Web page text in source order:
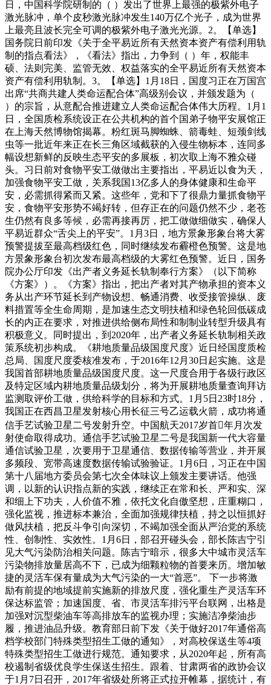
日，中国科学院研制的（ ）发出了世界上最强的极紫外电子
激光脉冲，单个皮秒激光脉冲发生140万亿个光子，成为世界
上最亮且波长完全可调的极紫外电子激光光源。2。【单选】
国务院日前印发《关于全平易近所有天然资本资产有偿利用轨
制的指点看法》，《看法》指出，力争到（ ）年，权能丰
硕、法则完美、监管无效、权益落实的全平易近所有天然资本
资产有偿利用轨制。3。【单选】1月18日，国度习正在万国宫
出席“共商共建人类命运配合体”高级别会议，并颁发题为（
）的宗旨，从意配合推进建立人类命运配合体伟大历程。1月1
日，全国质检系统设正在公共机构的首个国弟子物平安展馆正
在上海天然博物馆揭幕。粉红斑马脚蜘蛛、箭毒蛙、短颈剑线
虫等一批近年来正在长三角区域截获的入侵生物标本，连同多
幅设想新鲜的反映生态平安的多展板，初次取上海不雅众碰
头。习日前对食物平安工做做出主要指出，平易近以食为天，
加强食物平安工做，关系我国13亿多人的身体健康和生命平
安，必需抓得紧而又紧。这些年，党和下了很鼎力量抓食物平
安，食物平安形势不竭好转，但存正在的问题仍然不少，老苍
生仍然有良多等候，必需再接再厉，把工做做细做实，确保人
平易近群众“舌尖上的平安”。1月3日，地方景象形象台将大雾
预警提拔至最高档级红色，同时继续发布霾橙色预警。这是地
方景象形象台初次发布最高档级的大雾红色预警。近日，国务
院办公厅印发《出产者义务延长轨制奉行方案》（以下简称
《方案》）。《方案》指出，把出产者对其产物承担的资本义
务从出产环节延长到产物设想、畅通消费、收受接管操纵、废
料措置等全生命周期，是加速生态文明扶植和绿色轮回低碳成
长的内正在要求，对推进供给侧布局性和制制业转型升级具有
积极意义。同时提出，到2020年，出产者义务延长轨制相关政
策系统初步构成。《耕地质量品级国度尺度》近日经国度质检
总局、国度尺度委核准发布，于2016年12月30日起实施。这是
我国首部耕地质量品级国度尺度。这一尺度合用于各级行政区
及特定区域内耕地质量品级划分，将为开展耕地质量查询拜访
监测取评价工做，供给科学的目标和方式。1月5日23时18分，
我国正在西昌卫星发射核心用长征三号乙运载火箭，成功将通
信手艺试验卫星二号发射升空。中国航天2017岁首年月次发
射使命取得成功。通信手艺试验卫星二号是我国新一代大容量
通信试验卫星，次要用于卫星通信、数据传输等营业，并开展
多频段、宽带高速度数据传输试验验证。1月6日，习正在中国
第十八届地方委员会第七次全体味议上颁发主要讲话。他强
调，以新的认识指点新的实践，继续正在常和长、严和实、深
和细上下功夫，人价值不雅，依托文化自傲坚想，庄重糊口，
强化监视，推进标本兼治，全面加强规律扶植，持之以恒抓好
做风扶植，把反斗争引向深切，不竭加强全面从严治党的系统
性、创制性、实效性。1月6日，部召开碰头会，部长陈吉宁引
见大气污染防治相关问题。陈吉宁暗示，很多大中城市灵活车
污染物排放量居高不下，已成为细颗粒物的首要来历。增加敏
捷的灵活车保有量成为大气污染的一大“首恶”。 下一步将激
励有前提的地域提前实施新的排放尺度，强化重生产灵活车环
保达标监管；加速国度、省、市灵活车排污平台联网，出格是
加强对沉型柴油车等高排放车的监视办理；实施洁净柴油步
履，推进油品升级。教育部日前下发《关于做好2017年通俗高
档学校部门特殊类型招生工做的通知》，对高校保送生等4项
特殊类型招生工做进行规范。通知要求，从2020年起，所有高
校遏制省级优良学生保送生招生。跟着、甘肃两省的政协会议
于1月7日召开，2017年省级处所将正式拉开帷幕，据统计，有